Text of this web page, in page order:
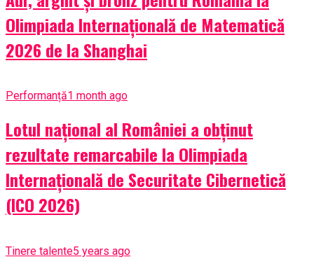
Olimpiada Internațională de Matematică
2026 de la Shanghai
Performanță1 month ago
Lotul național al României a obținut
rezultate remarcabile la Olimpiada
Internațională de Securitate Cibernetică
(ICO 2026)
Tinere talente5 years ago